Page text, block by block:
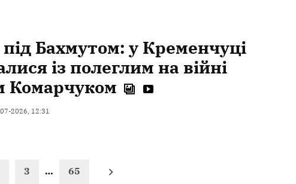
Бахмутом: у Кременчуці
із полеглим на війні
Комарчуком
2026, 12:31
3 … 65